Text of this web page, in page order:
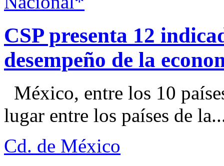
CSP presenta 12
desempeño de la
México, entre los 10
lugar entre los países de
Cd. de México